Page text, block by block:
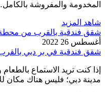
المخدومة والمفروشة
شاهد المزيد
شقق فندقية بالقرب من محطة
أغسطس 26 2022
شقق فندقية في بر دبي
إذا كنت تريد الاستماع
مدينة دبي؛ فليس هناك مكان